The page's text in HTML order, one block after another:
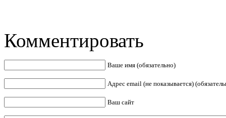
Комментировать
Ваше имя (обязательно)
Адрес email (не показывается)
Ваш сайт